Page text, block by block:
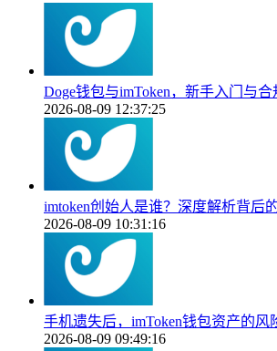
Doge钱包与imToken，新手入门与
2026-08-09 12:37:25
imtoken创始人是谁？深度解析背后
2026-08-09 10:31:16
手机遗失后，imToken钱包资产的风
2026-08-09 09:49:16